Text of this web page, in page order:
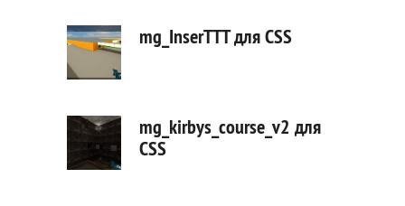
mg_InserTTT для CSS
mg_kirbys_course_v2 для
CSS